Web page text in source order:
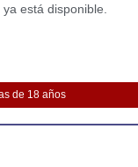
está disponible.
de 18 años